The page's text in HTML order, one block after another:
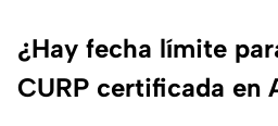
¿Hay fecha límite
CURP certificada en